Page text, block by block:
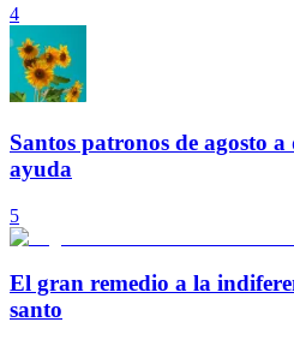
4
Santos patronos de agosto a
ayuda
5
El gran remedio a la
santo